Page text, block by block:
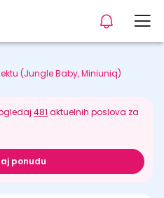
(Jungle Baby, Miniuniq)
481 aktuelnih poslova za
ponudu